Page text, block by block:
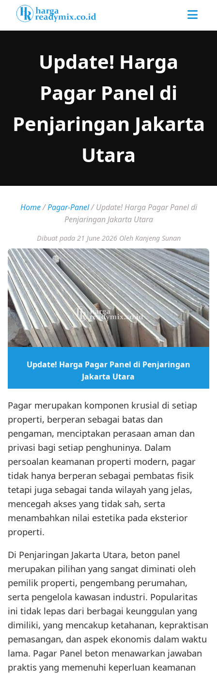
Update! Harga
Pagar Panel di
Penjaringan Jakarta
Utara
Home/Pagar-Panel/Update! Harga Pagar Panel di
Penjaringan Jakarta Utara
Dibuat pada 21 June 2026 Oleh Kanjeng Sunan
Update! Harga Pagar Panel di Penjaringan
Jakarta Utara
Pagar merupakan komponen krusial di setiap
properti, berperan sebagai batas dan
pengaman, menciptakan perasaan aman dan
privasi bagi setiap penghuninya. Dalam
persoalan keamanan properti modern, pagar
tidak hanya berperan sebagai pembatas fisik
tetapi juga sebagai tanda wilayah yang jelas,
mencegah akses yang tidak sah, serta
menambahkan nilai estetika pada eksterior
properti.
Di Penjaringan Jakarta Utara, beton panel
merupakan pilihan yang sangat diminati oleh
pemilik properti, pengembang perumahan,
serta pengelola kawasan industri. Popularitas
ini tidak lepas dari berbagai keunggulan yang
dimiliki, yang mencakup ketahanan, kepraktisan
pemasangan, dan aspek ekonomis dalam waktu
lama. Pagar Panel beton menawarkan jawaban
praktis yang memenuhi keperluan keamanan